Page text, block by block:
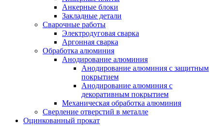
Анкерные блоки
Закладные детали
Сварочные работы
Электродуговая сварка
Аргонная сварка
Обработка алюминия
Анодирование алюминия
Анодирование алюминия с защитным
покрытием
Анодирование алюминия с
декоративным покрытием
Механическая обработка алюминия
Сверление отверстий в металле
Оцинкованный прокат